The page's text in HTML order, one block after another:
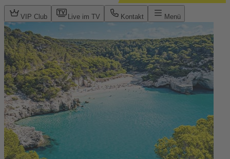
VIP Club Live im TV Kontakt Menü